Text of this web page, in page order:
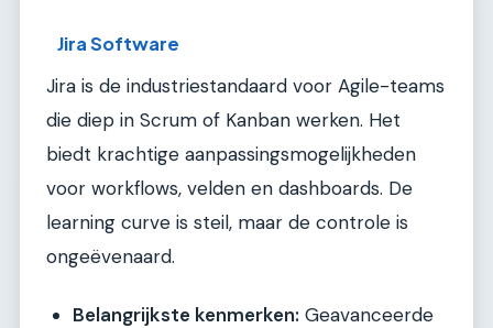
Jira Software
Jira is de industriestandaard voor Agile-teams
die diep in Scrum of Kanban werken. Het
biedt krachtige aanpassingsmogelijkheden
voor workflows, velden en dashboards. De
learning curve is steil, maar de controle is
ongeëvenaard.
Belangrijkste kenmerken: Geavanceerde